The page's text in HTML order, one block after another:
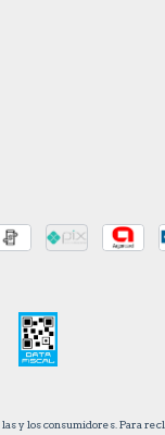
y los consumidores. Para